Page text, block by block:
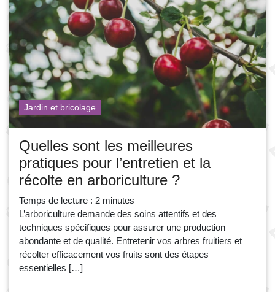
Jardin et bricolage
Quelles sont les meilleures
pratiques pour l’entretien et la
récolte en arboriculture ?
Temps de lecture : 2 minutes
L’arboriculture demande des soins attentifs et des
techniques spécifiques pour assurer une production
abondante et de qualité. Entretenir vos arbres fruitiers et
récolter efficacement vos fruits sont des étapes
essentielles […]